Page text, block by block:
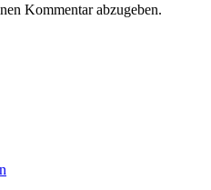
Kommentar abzugeben.